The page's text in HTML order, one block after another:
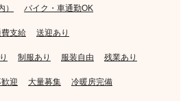
バイク・車通勤OK
支給 送迎あり
制服あり 服装自由 残業あり
迎 大量募集 冷暖房完備